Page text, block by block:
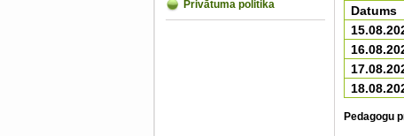
Privātuma politika Datums
Pedagogu